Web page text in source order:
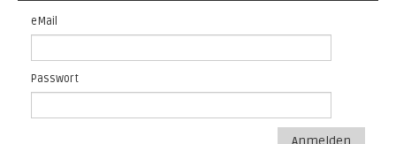
eMail
Passwort
Anmelden